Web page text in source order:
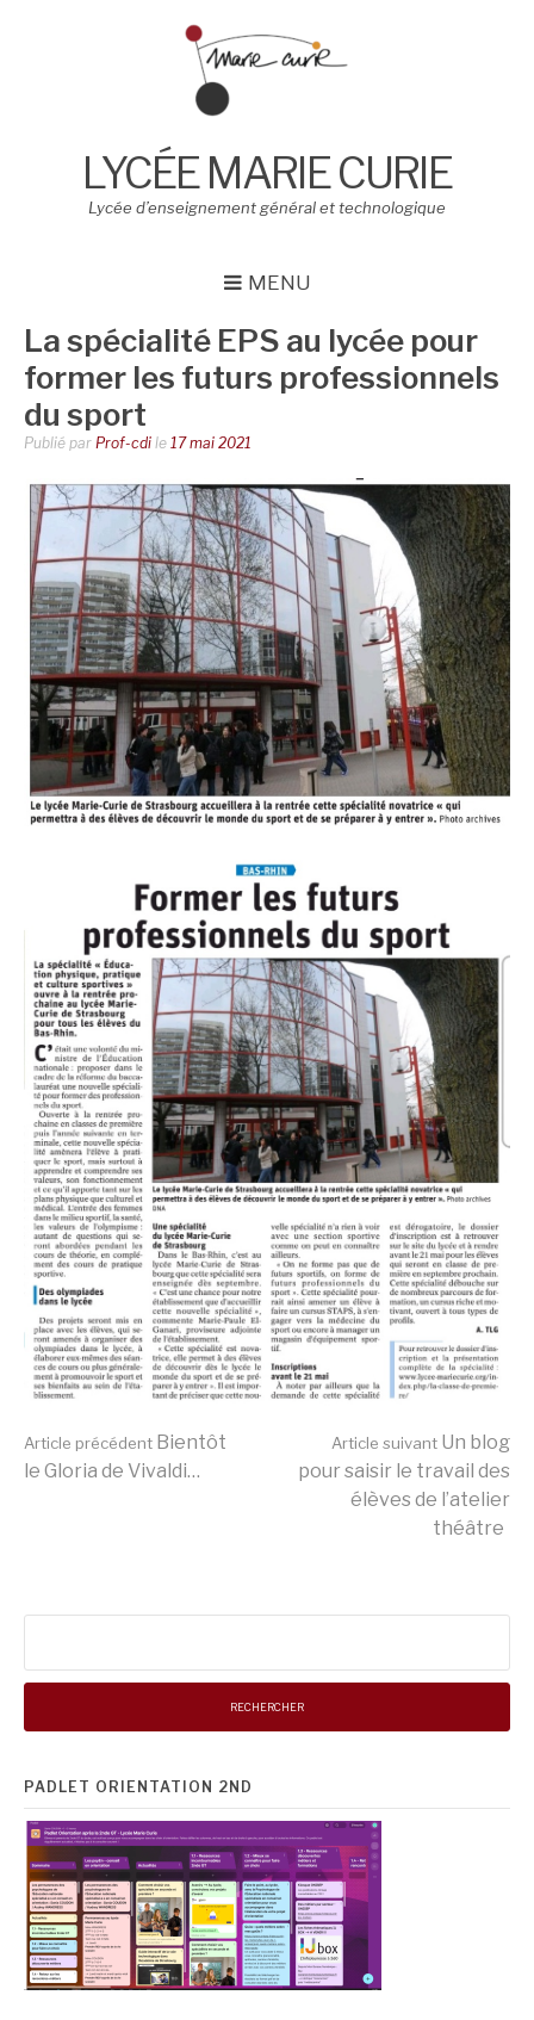
LYCÉE MARIE CURIE
Lycée d’enseignement général et technologique
MENU
La spécialité EPS au lycée pour
former les futurs professionnels
du sport
Publié par Prof-cdi le 17 mai 2021
Lire
suite
Article précédent Bientôt
le Gloria de Vivaldi…
Article suivant Un blog
pour saisir le travail des
élèves de l’atelier
théâtre
PADLET ORIENTATION 2ND